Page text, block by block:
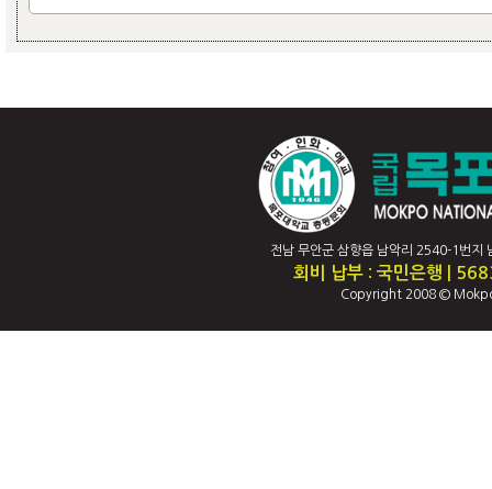
전남 무안군 삼향읍 남악리 2540-1번
회비 납부 : 국민은행 |
Copyright 2008 ©